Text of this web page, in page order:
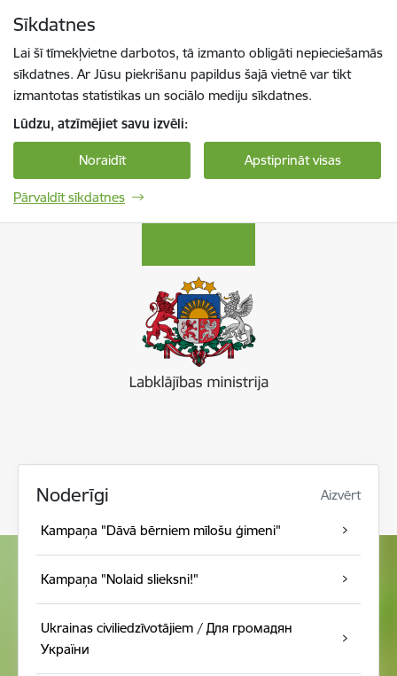
Sīkdatnes
Lai šī tīmekļvietne darbotos, tā izmanto obligāti nepieciešamās
sīkdatnes. Ar Jūsu piekrišanu papildus šajā vietnē var tikt
izmantotas statistikas un sociālo mediju sīkdatnes.
Lūdzu, atzīmējiet savu izvēli:
Noraidīt Apstiprināt visas
Pārvaldīt sīkdatnes
Noderīgi Aizvērt
Kampaņa "Dāvā bērniem mīlošu ģimeni"
Kampaņa "Nolaid slieksni!"
Ukrainas civiliedzīvotājiem / Для громадян
України